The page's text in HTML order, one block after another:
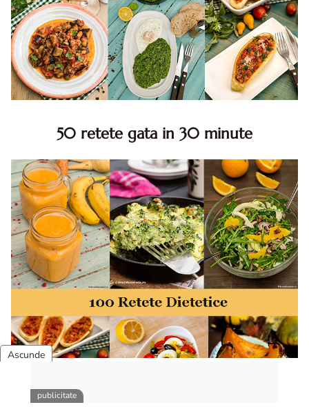
50 retete gata in 30 minute
minute. Retete rapide. Retete rapide de mancare. Idei
retete mancare rapid